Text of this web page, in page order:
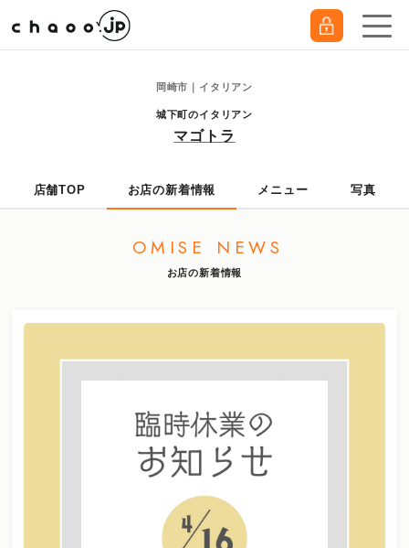
岡崎市｜イタリアン
城下町のイタリアン
マゴトラ
店舗TOP お店の新着情報 メニュー 写真
OMISE NEWS
お店の新着情報